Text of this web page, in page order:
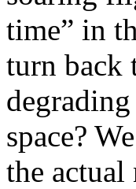
time” in
turn back
space?
the actual